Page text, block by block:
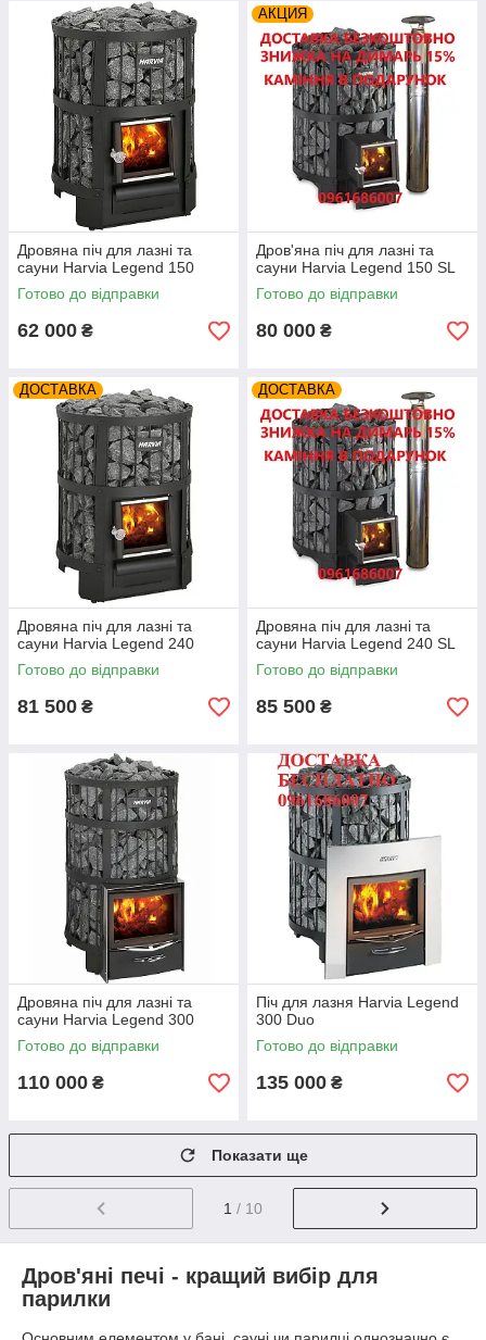
Дровяна піч для лазні та
сауни Harvia Legend 150
Готово до відправки
62 000 ₴
АКЦИЯ
Дров'яна піч для лазні та
сауни Harvia Legend 150 SL
Готово до відправки
80 000 ₴
ДОСТАВКА
Дровяна піч для лазні та
сауни Harvia Legend 240
Готово до відправки
81 500 ₴
ДОСТАВКА
Дровяна піч для лазні та
сауни Harvia Legend 240 SL
Готово до відправки
85 500 ₴
Дровяна піч для лазні та
сауни Harvia Legend 300
Готово до відправки
110 000 ₴
Піч для лазня Harvia Legend
300 Duo
Готово до відправки
135 000 ₴
Показати ще
1 / 10
Дров'яні печі - кращий вибір для
парилки